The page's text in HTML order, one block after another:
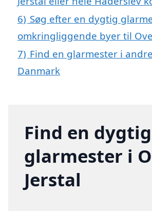
6) Søg efter en dygtig
omkringliggende byer til
7) Find en glarmester i
Danmark
Find en dygtig
glarmester i
Jerstal